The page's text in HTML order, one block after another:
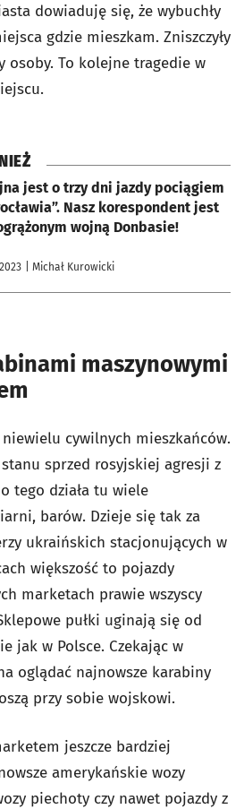
dowiaduję się, że wybuchły
gdzie mieszkam. Zniszczyły
osoby. To kolejne tragedie w
jest o trzy dni jazdy pociągiem
Nasz korespondent jest
wojną Donbasie!
| Michał Kurowicki
maszynowymi
cywilnych mieszkańców.
sprzed rosyjskiej agresji z
tego działa tu wiele
barów. Dzieje się tak za
ukraińskich stacjonujących w
większość to pojazdy
marketach prawie wszyscy
pułki uginają się od
jak w Polsce. Czekając w
oglądać najnowsze karabiny
przy sobie wojskowi.
jeszcze bardziej
amerykańskie wozy
piechoty czy nawet pojazdy z